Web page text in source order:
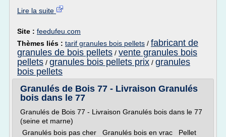
Lire la suite
Site : feedufeu.com
Thèmes liés : tarif granules bois pellets / fabricant de
granules de bois pellets / vente granules bois
pellets / granules bois pellets prix / granules
bois pellets
Granulés de Bois 77 - Livraison Granulés
bois dans le 77
Granulés de Bois 77 - Livraison Granulés bois dans le 77
(seine et marne)
Granulés bois pas cher Granulés bois en vrac Pellet